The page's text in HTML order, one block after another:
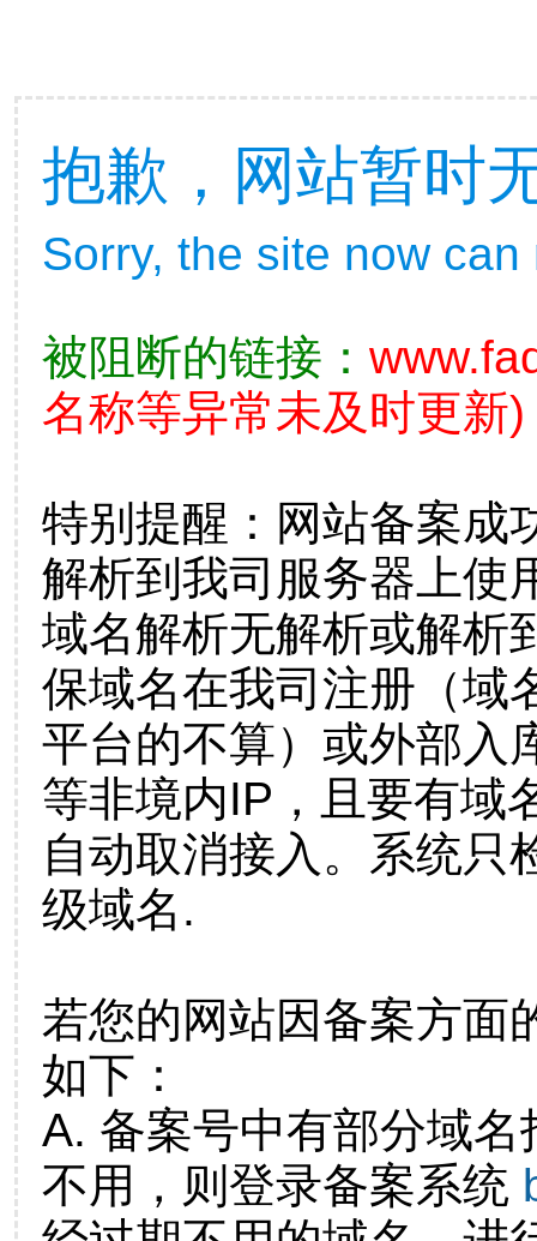
抱歉，网站暂时
Sorry, the site now
被阻断的链接：
名称等异常未及时更新)
特别提醒：网站备案成
解析到我司服务器上使
域名解析无解析或解析
保域名在我司注册（域
平台的不算）或外部入
等非境内IP，且要有域
自动取消接入。系统只
级域名.
若您的网站因备案方面
如下：
A. 备案号中有部分域
不用，则登录备案系统